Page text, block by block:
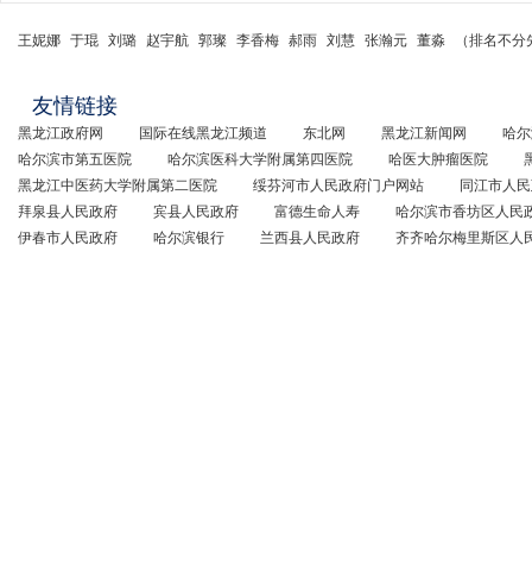
王妮娜 于琨 刘璐 赵宇航 郭璨 李香梅 郝雨 刘慧 张瀚元 董淼 （排名不
友情链接
黑龙江政府网 国际在线黑龙江频道 东北网 黑龙江新闻网
哈
哈尔滨市第五医院
哈尔滨医科大学附属第四医院 哈医大肿瘤医院
黑龙江中医药大学附属第二医院
绥芬河市人民政府门户网站
同江市人
拜泉县人民政府
宾县人民政府 富德生命人寿
哈尔滨市香坊区人民
伊春市人民政府
哈尔滨银行 兰西县人民政府 齐齐哈尔梅里斯区人